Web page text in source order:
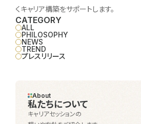
くキャリア構築をサポートします。
CATEGORY
ALL
PHILOSOPHY
NEWS
TREND
プレスリリース
About
私たちについて
キャリアセッションの